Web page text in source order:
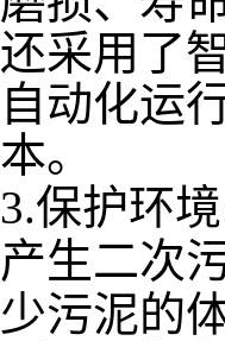
还采用了
自动化运
本。
3.保护环
产生二次
少污泥的